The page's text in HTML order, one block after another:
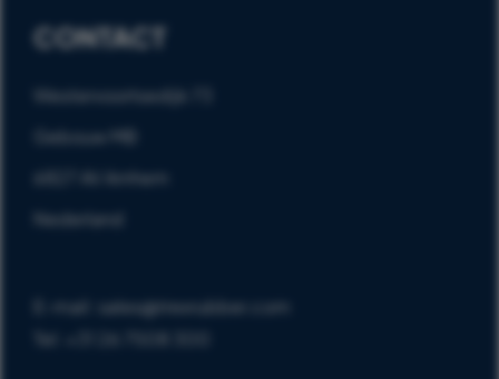
CONTACT
Westervoortsedijk 73
Gebouw MB
6827 AV Arnhem
Nederland
E-mail: sales@trexrubber.com